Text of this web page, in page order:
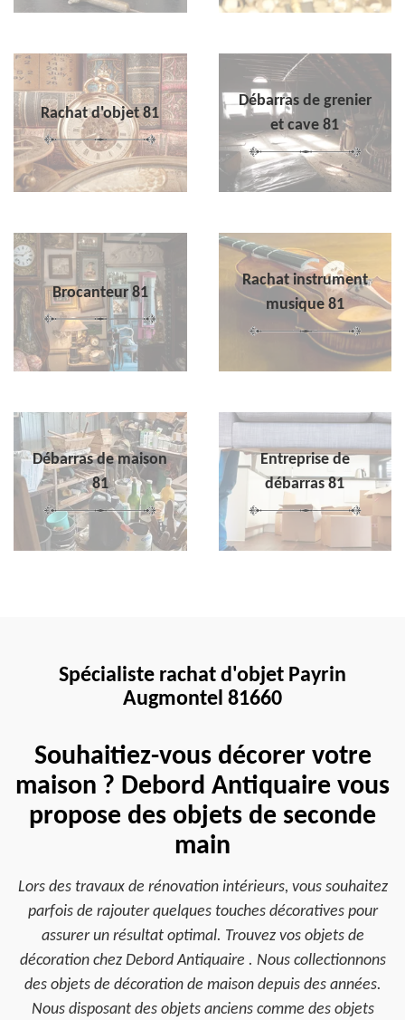
Rachat d'objet 81
Débarras de grenier
et cave 81
Brocanteur 81
Rachat instrument
musique 81
Débarras de maison
81
Entreprise de
débarras 81
Spécialiste rachat d'objet Payrin
Augmontel 81660
Souhaitiez-vous décorer votre
maison ? Debord Antiquaire vous
propose des objets de seconde
main
Lors des travaux de rénovation intérieurs, vous souhaitez
parfois de rajouter quelques touches décoratives pour
assurer un résultat optimal. Trouvez vos objets de
décoration chez Debord Antiquaire . Nous collectionnons
des objets de décoration de maison depuis des années.
Nous disposant des objets anciens comme des objets